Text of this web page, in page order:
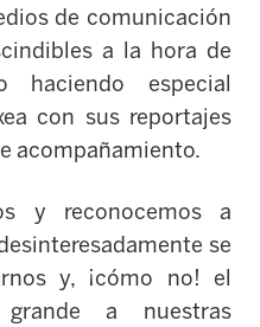
de comunicación
a la hora de
haciendo especial
con sus reportajes
acompañamiento.
y reconocemos a
se
y, ¡cómo no! el
grande a nuestras